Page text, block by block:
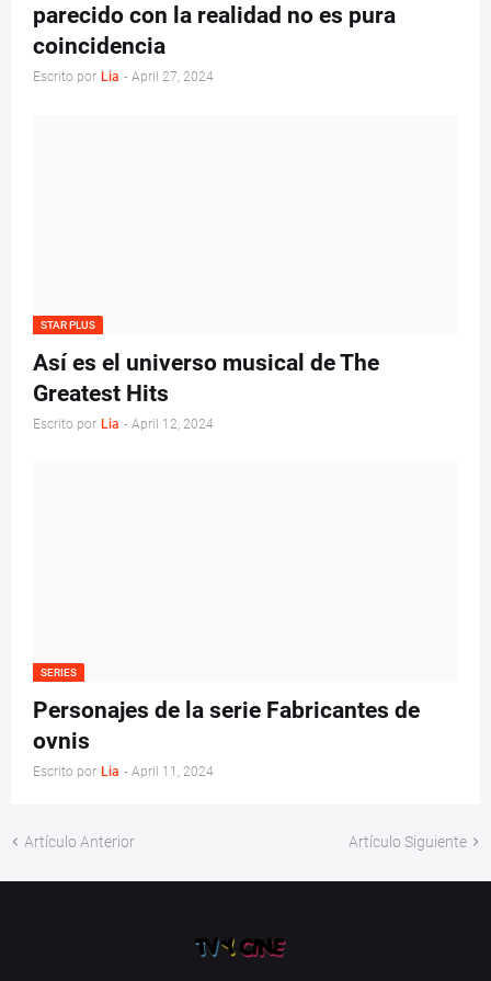
parecido con la realidad no es pura
coincidencia
Escrito por Lia - April 27, 2024
STAR PLUS
Así es el universo musical de The
Greatest Hits
Escrito por Lia - April 12, 2024
SERIES
Personajes de la serie Fabricantes de
ovnis
Escrito por Lia - April 11, 2024
Artículo Anterior Artículo Siguiente